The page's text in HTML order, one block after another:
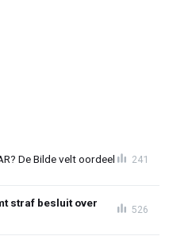
De Bilde velt oordeel 241
straf besluit over
526